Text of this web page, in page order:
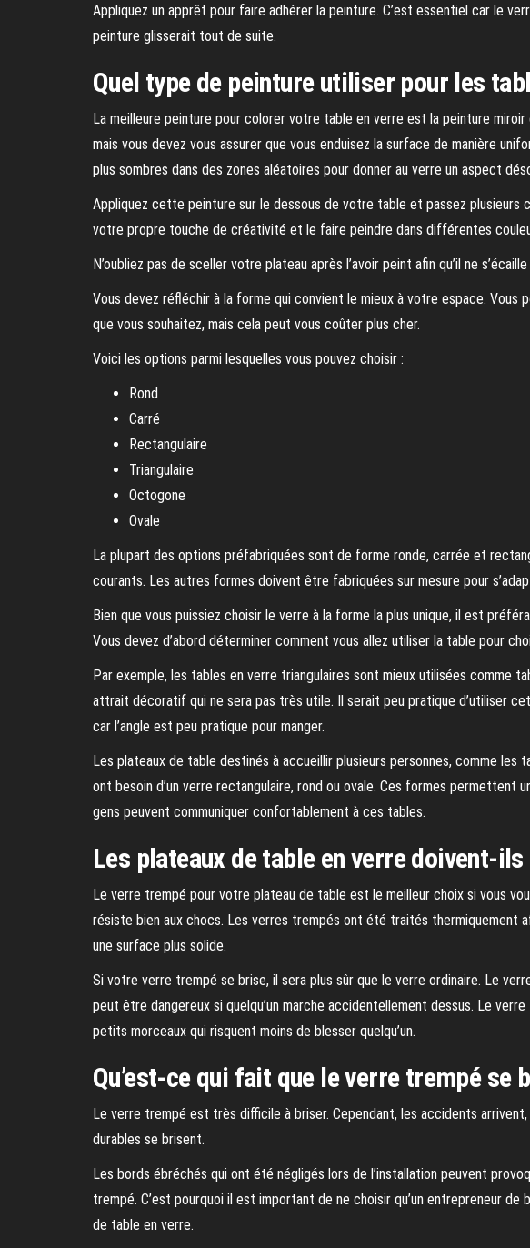
Appliquez un apprêt pour faire adhérer la peinture. C’est essentiel car le
peinture glisserait tout de suite.
Quel type de peinture utiliser pour les
La meilleure peinture pour colorer votre table en verre est la peinture miroir
mais vous devez vous assurer que vous enduisez la surface de manière
plus sombres dans des zones aléatoires pour donner au verre un aspect
Appliquez cette peinture sur le dessous de votre table et passez plusieurs
votre propre touche de créativité et le faire peindre dans différentes
N’oubliez pas de sceller votre plateau après l’avoir peint afin qu’il ne
Vous devez réfléchir à la forme qui convient le mieux à votre espace. Vous
que vous souhaitez, mais cela peut vous coûter plus cher.
Voici les options parmi lesquelles vous pouvez choisir :
Rond
Carré
Rectangulaire
Triangulaire
Octogone
Ovale
La plupart des options préfabriquées sont de forme ronde, carrée et
courants. Les autres formes doivent être fabriquées sur mesure pour
Bien que vous puissiez choisir le verre à la forme la plus unique, il est
Vous devez d’abord déterminer comment vous allez utiliser la table pour
Par exemple, les tables en verre triangulaires sont mieux utilisées comme
attrait décoratif qui ne sera pas très utile. Il serait peu pratique d’utiliser
car l’angle est peu pratique pour manger.
Les plateaux de table destinés à accueillir plusieurs personnes, comme les
ont besoin d’un verre rectangulaire, rond ou ovale. Ces formes permettent
gens peuvent communiquer confortablement à ces tables.
Les plateaux de table en verre doivent-
Le verre trempé pour votre plateau de table est le meilleur choix si vous
résiste bien aux chocs. Les verres trempés ont été traités thermiquement
une surface plus solide.
Si votre verre trempé se brise, il sera plus sûr que le verre ordinaire. Le
peut être dangereux si quelqu’un marche accidentellement dessus. Le verre
petits morceaux qui risquent moins de blesser quelqu’un.
Qu’est-ce qui fait que le verre trempé se
Le verre trempé est très difficile à briser. Cependant, les accidents
durables se brisent.
Les bords ébréchés qui ont été négligés lors de l’installation peuvent
trempé. C’est pourquoi il est important de ne choisir qu’un entrepreneur de
de table en verre.